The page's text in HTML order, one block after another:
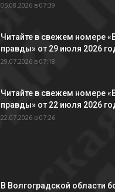
05.08.2026 в 07:39
Читайте в свежем номере
правды» от 29 июля 2026
29.07.2026 в 07:18
Читайте в свежем номере
правды» от 22 июля 2026
22.07.2026 в 07:26
В Волгоградской области